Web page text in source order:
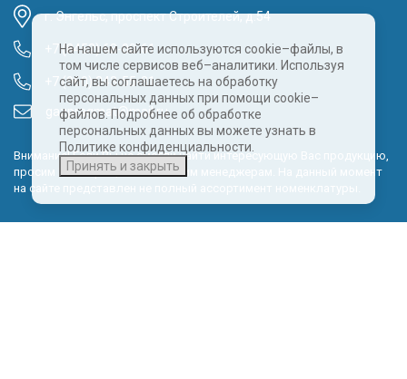
На нашем сайте используются cookie–файлы, в
том числе сервисов веб–аналитики. Используя
сайт, вы соглашаетесь на обработку
персональных данных при помощи cookie–
файлов. Подробнее об обработке
персональных данных вы можете узнать в
Политике конфиденциальности.
Принять и закрыть
г. Энгельс, проспект Строителей, д.54
+7 (8452) 68-00-61
+7 (960) 343-55-81
gazpragmat@mail.ru
Внимание! Если Вы не смогли найти интересующую Вас продукцию,
просим Вас обращаться к нашим менеджерам. На данный момент
на сайте представлен не полный ассортимент номенклатуры.